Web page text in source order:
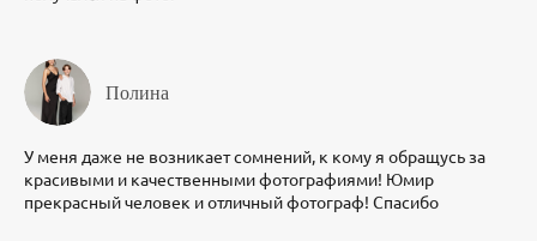
Полина
У меня даже не возникает сомнений, к кому я обращусь за
красивыми и качественными фотографиями! Юмир
прекрасный человек и отличный фотограф! Спасибо